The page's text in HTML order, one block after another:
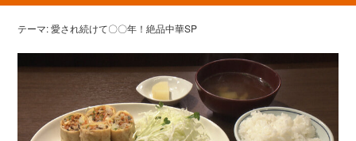
テーマ: 愛され続けて〇〇年！絶品中華SP